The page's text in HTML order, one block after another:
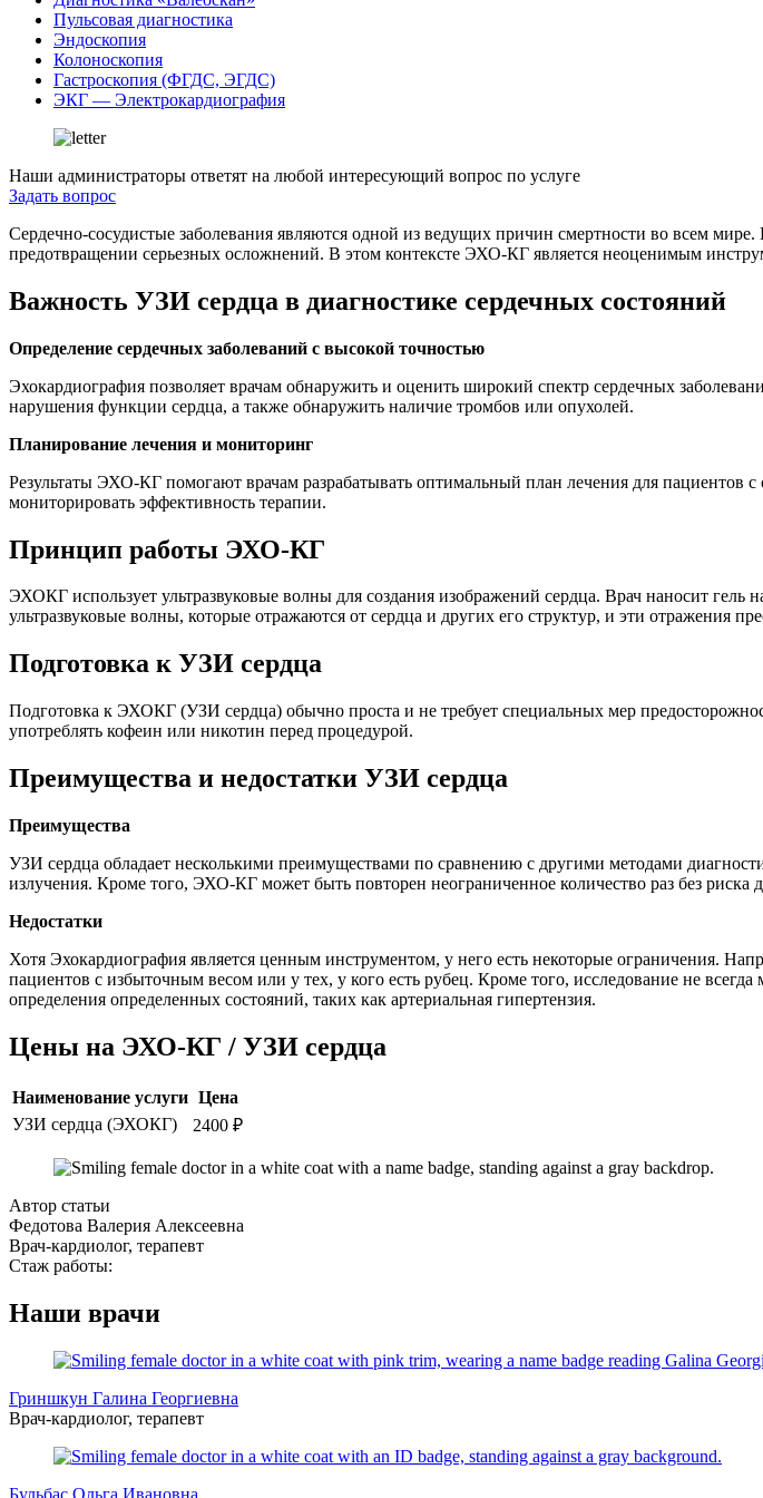
Пульсовая диагностика
Эндоскопия
Колоноскопия
Гастроскопия (ФГДС, ЭГДС)
ЭКГ — Электрокардиография
Наши администраторы ответят на любой интересующий вопрос по услуге
Задать вопрос
Сердечно-сосудистые заболевания являются одной из ведущих причин смертности во всем
предотвращении серьезных осложнений. В этом контексте ЭХО-КГ является неоценимым
Важность УЗИ сердца в диагностике сердечных состояний
Определение сердечных заболеваний с высокой точностью
Эхокардиография позволяет врачам обнаружить и оценить широкий спектр сердечных
нарушения функции сердца, а также обнаружить наличие тромбов или опухолей.
Планирование лечения и мониторинг
Результаты ЭХО-КГ помогают врачам разрабатывать оптимальный план лечения для пациентов
мониторировать эффективность терапии.
Принцип работы ЭХО-КГ
ЭХОКГ использует ультразвуковые волны для создания изображений сердца. Врач наносит гель
ультразвуковые волны, которые отражаются от сердца и других его структур, и эти отражения
Подготовка к УЗИ сердца
Подготовка к ЭХОКГ (УЗИ сердца) обычно проста и не требует специальных мер
употреблять кофеин или никотин перед процедурой.
Преимущества и недостатки УЗИ сердца
Преимущества
УЗИ сердца обладает несколькими преимуществами по сравнению с другими методами
излучения. Кроме того, ЭХО-КГ может быть повторен неограниченное количество раз без риска
Недостатки
Хотя Эхокардиография является ценным инструментом, у него есть некоторые ограничения.
пациентов с избыточным весом или у тех, у кого есть рубец. Кроме того, исследование не
определения определенных состояний, таких как артериальная гипертензия.
Цены на ЭХО-КГ / УЗИ сердца
Наименование услуги Цена
УЗИ сердца (ЭХОКГ)
2400 ₽
Автор статьи
Федотова Валерия Алексеевна
Врач-кардиолог, терапевт
Стаж работы:
Наши врачи
Гриншкун Галина Георгиевна
Врач-кардиолог, терапевт
Бульбас Ольга Ивановна